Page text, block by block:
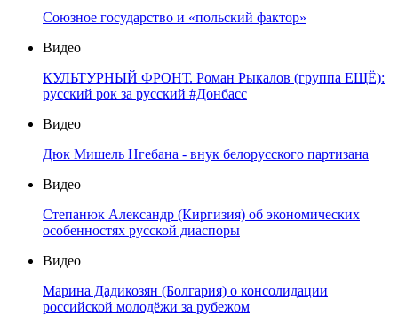
Союзное государство и «польский фактор»
Видео
КУЛЬТУРНЫЙ ФРОНТ. Роман Рыкалов (группа ЕЩЁ):
русский рок за русский #Донбасс
Видео
Дюк Мишель Нгебана - внук белорусского партизана
Видео
Степанюк Александр (Киргизия) об экономических
особенностях русской диаспоры
Видео
Марина Дадикозян (Болгария) о консолидации
российской молодёжи за рубежом